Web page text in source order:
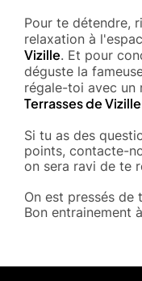
Pour te détendre,
relaxation à
Vizille. Et pour
déguste la
régale-toi avec un
Terrasses de Vizille
Si tu as des
points, contacte-
on sera ravi de te
On est pressés de
Bon entrainement